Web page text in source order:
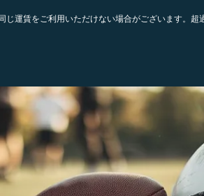
運賃をご利用いただけない場合がございます。